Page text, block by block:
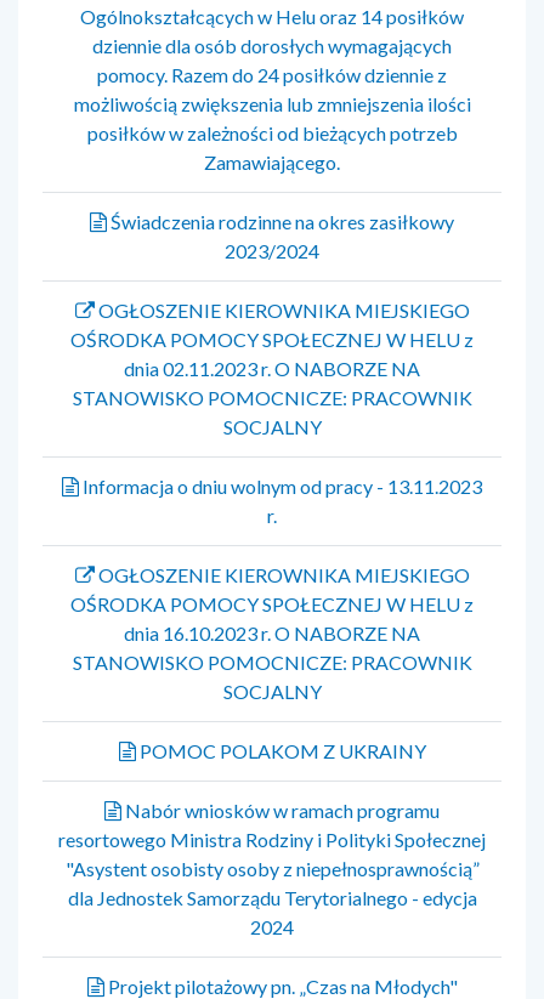
Ogólnokształcących w Helu oraz 14 posiłków
dziennie dla osób dorosłych wymagających
pomocy. Razem do 24 posiłków dziennie z
możliwością zwiększenia lub zmniejszenia ilości
posiłków w zależności od bieżących potrzeb
Zamawiającego.
Świadczenia rodzinne na okres zasiłkowy
2023/2024
OGŁOSZENIE KIEROWNIKA MIEJSKIEGO
OŚRODKA POMOCY SPOŁECZNEJ W HELU z
dnia 02.11.2023 r. O NABORZE NA
STANOWISKO POMOCNICZE: PRACOWNIK
SOCJALNY
Informacja o dniu wolnym od pracy - 13.11.2023
r.
OGŁOSZENIE KIEROWNIKA MIEJSKIEGO
OŚRODKA POMOCY SPOŁECZNEJ W HELU z
dnia 16.10.2023 r. O NABORZE NA
STANOWISKO POMOCNICZE: PRACOWNIK
SOCJALNY
POMOC POLAKOM Z UKRAINY
Nabór wniosków w ramach programu
resortowego Ministra Rodziny i Polityki Społecznej
"Asystent osobisty osoby z niepełnosprawnością”
dla Jednostek Samorządu Terytorialnego - edycja
2024
Projekt pilotażowy pn. „Czas na Młodych"